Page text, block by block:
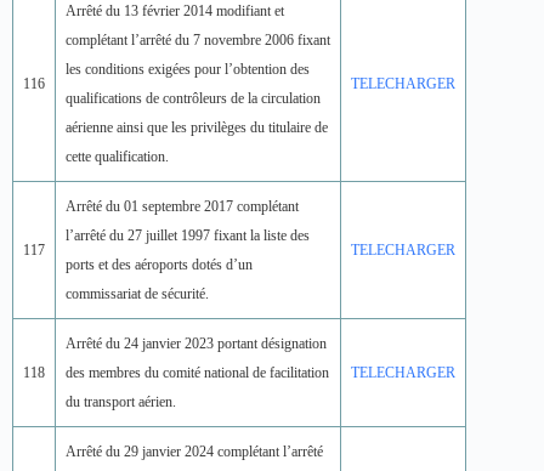
116
Arrêté du 13 février 2014 modifiant et
complétant l’arrêté du 7 novembre 2006 fixant
les conditions exigées pour l’obtention des
qualifications de contrôleurs de la circulation
aérienne ainsi que les privilèges du titulaire de
cette qualification.
TELECHARGER
117
Arrêté du 01 septembre 2017 complétant
l’arrêté du 27 juillet 1997 fixant la liste des
ports et des aéroports dotés d’un
commissariat de sécurité.
TELECHARGER
118
Arrêté du 24 janvier 2023 portant désignation
des membres du comité national de facilitation
du transport aérien.
TELECHARGER
Arrêté du 29 janvier 2024 complétant l’arrêté